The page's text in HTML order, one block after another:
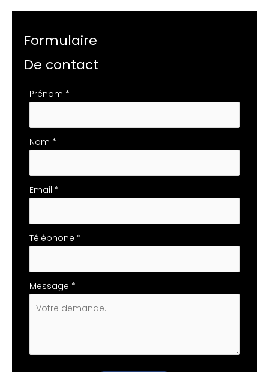
Formulaire
De contact
Formulaire
téléphone
Prénom *
Nom *
Email *
Téléphone *
Message *